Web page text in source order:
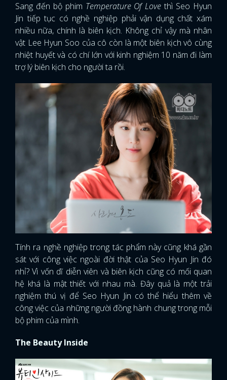
Sang đến bộ phim Temperature Of Love thì Seo Hyun
Jin tiếp tục có nghề nghiệp phải vận dụng chất xám
nhiều nữa, chính là biên kịch. Không chỉ vậy mà nhân
vật Lee Hyun Soo của cô còn là một biên kịch vô cùng
nhiệt huyết và có chí lớn với kinh nghiệm 10 năm đi làm
trợ lý biên kịch cho người ta rồi.
Tính ra nghề nghiệp trong tác phẩm này cũng khá gần
sát với công việc ngoài đời thật của Seo Hyun Jin đó
nhỉ? Vì vốn dĩ diễn viên và biên kịch cũng có mối quan
hệ khá là mật thiết với nhau mà. Đây quả là một trải
nghiệm thú vị để Seo Hyun Jin có thể hiểu thêm về
công việc của những người đồng hành chung trong mỗi
bộ phim của mình.
The Beauty Inside